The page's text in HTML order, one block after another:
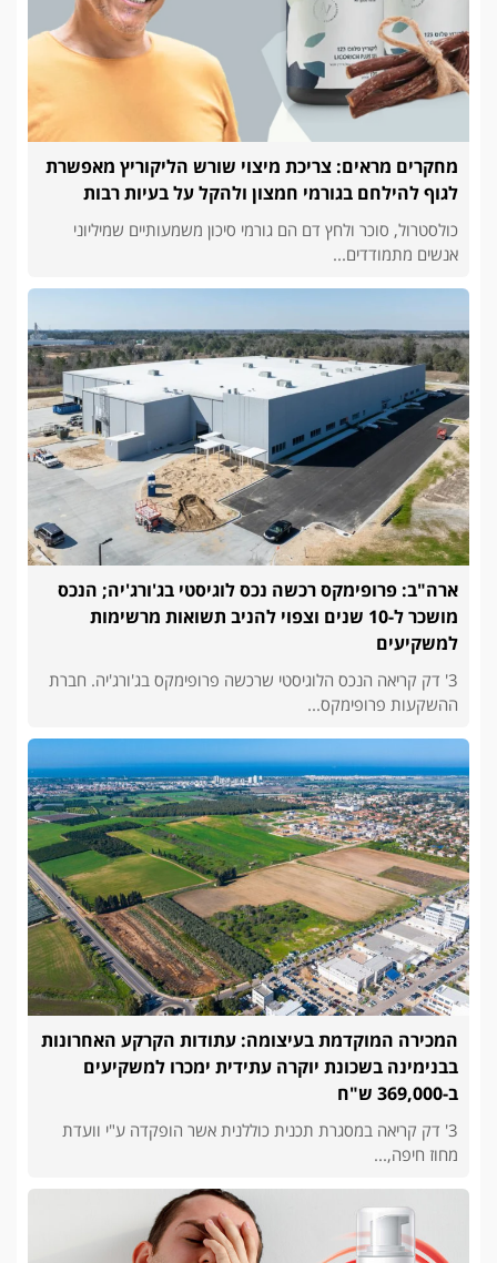
מחקרים מראים: צריכת מיצוי שורש הליקוריץ מאפשרת
לגוף להילחם בגורמי חמצון ולהקל על בעיות רבות
כולסטרול, סוכר ולחץ דם הם גורמי סיכון משמעותיים שמיליוני
אנשים מתמודדים...
ארה"ב: פרופימקס רכשה נכס לוגיסטי בג'ורג'יה; הנכס
מושכר ל-10 שנים וצפוי להניב תשואות מרשימות
למשקיעים
3' דק קריאה הנכס הלוגיסטי שרכשה פרופימקס בג'ורג'יה. חברת
ההשקעות פרופימקס...
המכירה המוקדמת בעיצומה: עתודות הקרקע האחרונות
בבנימינה בשכונת יוקרה עתידית ימכרו למשקיעים
ב-369,000 ש"ח
3' דק קריאה במסגרת תכנית כוללנית אשר הופקדה ע"י וועדת
מחוז חיפה,...